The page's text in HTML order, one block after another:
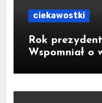
ciekawostki
Rok
Wspomniał o